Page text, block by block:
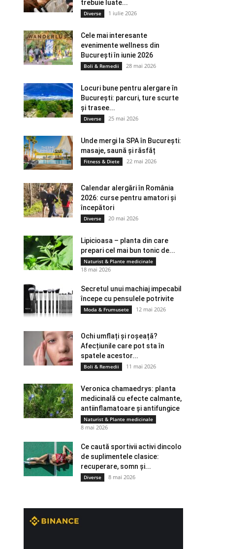
trebuie luate...
Diverse 1 iulie 2026
Cele mai interesante
evenimente wellness din
București în iunie 2026
Boli & Remedii 28 mai 2026
Locuri bune pentru alergare în
București: parcuri, ture scurte
și trasee...
Diverse 25 mai 2026
Unde mergi la SPA în București:
masaje, saună și răsfăț
Fitness & Diete 22 mai 2026
Calendar alergări în România
2026: curse pentru amatori și
începători
Diverse 20 mai 2026
Lipicioasa – planta din care
prepari cel mai bun tonic de...
Naturist & Plante medicinale
18 mai 2026
Secretul unui machiaj impecabil
începe cu pensulele potrivite
Moda & Frumusete 12 mai 2026
Ochi umflați și roșeață?
Afecțiunile care pot sta în
spatele acestor...
Boli & Remedii 11 mai 2026
Veronica chamaedrys: planta
medicinală cu efecte calmante,
antiinflamatoare și antifungice
Naturist & Plante medicinale
8 mai 2026
Ce caută sportivii activi dincolo
de suplimentele clasice:
recuperare, somn și...
Diverse 8 mai 2026